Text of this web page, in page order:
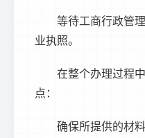
等待工商行政管
业执照。
在整个办理过程
点：
确保所提供的材